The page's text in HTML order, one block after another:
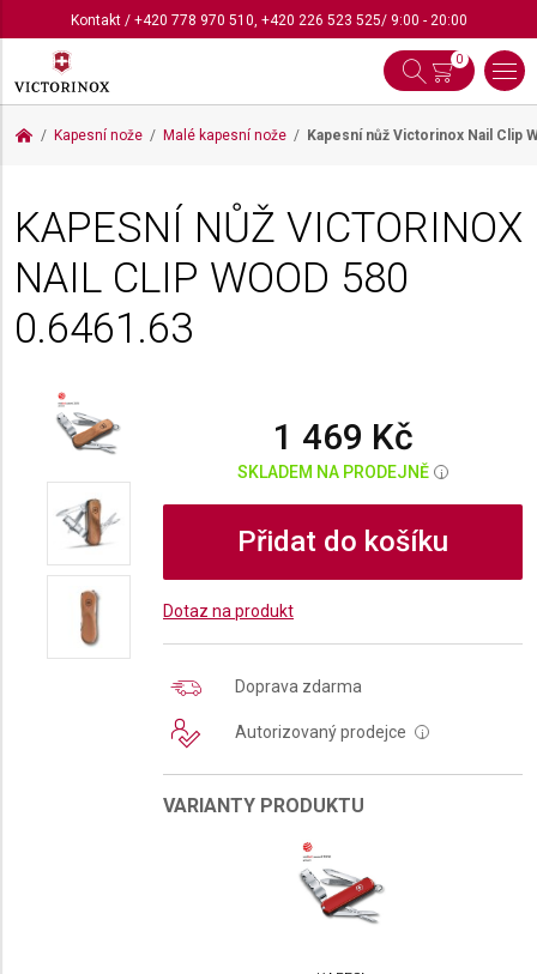
Kontakt/ +420 778 970 510, +420 226 523 525/ 9:00 - 20:00
0
Kapesní nože Malé kapesní nože Kapesní nůž Victorinox Nail Clip
KAPESNÍ NŮŽ VICTORINOX
NAIL CLIP WOOD 580
0.6461.63
1 469 Kč
SKLADEM NA PRODEJNĚ i
Přidat do košíku
Dotaz na produkt
Doprava zdarma
Autorizovaný prodejce i
VARIANTY PRODUKTU